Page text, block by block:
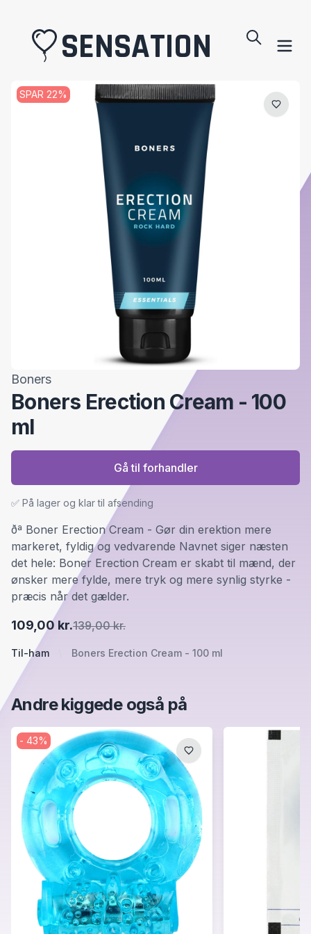
SENSATION
Boners
Boners Erection Cream - 100
ml
Til-ham Boners Erection Cream - 100 ml
109,00 kr.139,00 kr.
ðª Boner Erection Cream - Gør din erektion mere
markeret, fyldig og vedvarende Navnet siger næsten
det hele: Boner Erection Cream er skabt til mænd, der
ønsker mere fylde, mere tryk og mere synlig styrke -
præcis når det gælder.
✅ På lager og klar til afsending
Gå til forhandler
SPAR 22%
Andre kiggede også på
- 43%